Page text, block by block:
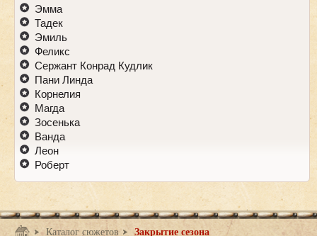
Эмма
Тадек
Эмиль
Феликс
Сержант Конрад Кудлик
Пани Линда
Корнелия
Магда
Зосенька
Ванда
Леон
Роберт
Каталог сюжетов Закрытие сезона